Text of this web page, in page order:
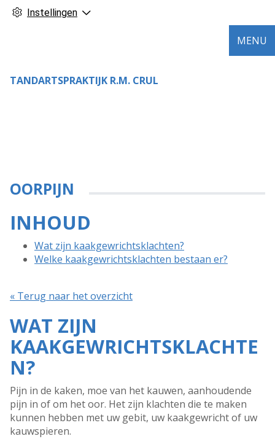
Instellingen
TANDARTSPRAKTIJK R.M. CRUL
MENU
OORPIJN
INHOUD
Wat zijn kaakgewrichtsklachten?
Welke kaakgewrichtsklachten bestaan er?
« Terug naar het overzicht
WAT ZIJN
KAAKGEWRICHTSKLACHTE
N?
Pijn in de kaken, moe van het kauwen, aanhoudende
pijn in of om het oor. Het zijn klachten die te maken
kunnen hebben met uw gebit, uw kaakgewricht of uw
kauwspieren.